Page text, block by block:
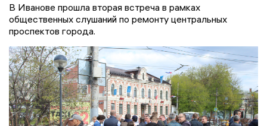
В Иванове прошла вторая встреча в рамках
общественных слушаний по ремонту центральных
проспектов города.